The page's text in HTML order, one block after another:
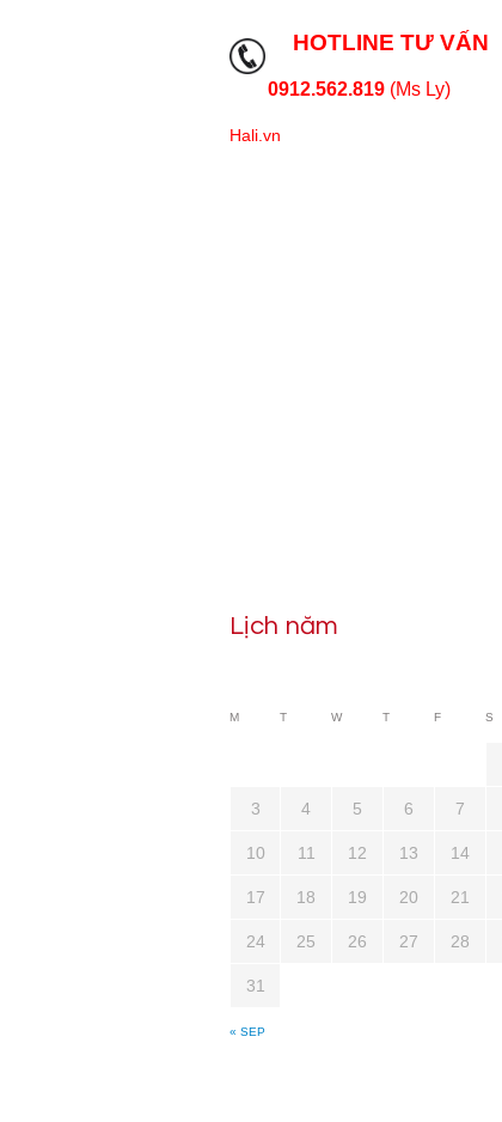
HOTLINE TƯ VẤN
0912.562.819 (Ms Ly)
Hali.vn
Lịch năm
M T W T F S
« SEP
3 4 5 6 7
10 11 12 13 14
17 18 19 20 21
24 25 26 27 28
31